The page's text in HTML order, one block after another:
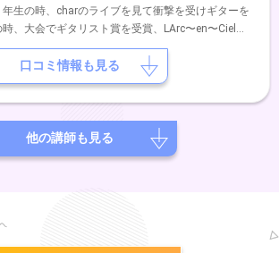
生の時、charのライブを見て衝撃を受けギターを
、大会でギタリスト賞を受賞、LArc〜en〜Cielの
初めてレコーディングも経験。高校卒業後、上京を
院入学。ギターを末原康志に師事。ギターのみなら
楽理論を学ぶ。Sleepy head jaimeでCDデビュー。
ック「REN」、渋谷公会堂「西郷葉介」など大きな
西川進さんとバンドを組んでいた木村 隼人と共
・Metal・R&B・Funk・HIPHOP・シンプルな歌
口コミ情報も見る
他の講師も見る